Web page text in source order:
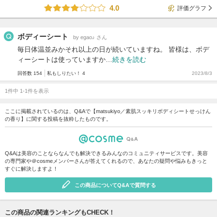
4.0
評価グラフ
ボディーシート by egao♪ さん
毎日体温並みかそれ以上の日が続いていますね。 皆様は、ボデ
ィーシートは使っていますか… 続きを読む
回答数 154 私もしりたい！ 4 2023/8/3
1件中 1-1件を表示
ここに掲載されているのは、Q&Aで【matsukiyo／素肌スッキリボディシートせっけん
の香り】に関する投稿を抜粋したものです。
Q&Aは美容のことならなんでも解決できるみんなのコミュニティサービスです。美容
の専門家や＠cosmeメンバーさんが答えてくれるので、あなたの疑問や悩みもきっと
すぐに解決しますよ！
この商品についてQ&Aで質問する
この商品の関連ランキングもCHECK！